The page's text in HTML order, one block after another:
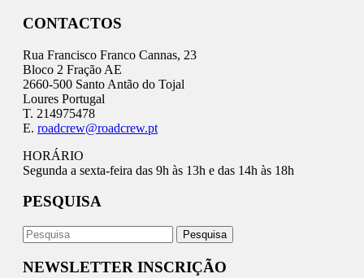
CONTACTOS
Rua Francisco Franco Cannas, 23
Bloco 2 Fração AE
2660-500 Santo Antão do Tojal
Loures Portugal
T. 214975478
E. roadcrew@roadcrew.pt
HORÁRIO
Segunda a sexta-feira das 9h às 13h e das 14h às 18h
PESQUISA
NEWSLETTER INSCRIÇÃO